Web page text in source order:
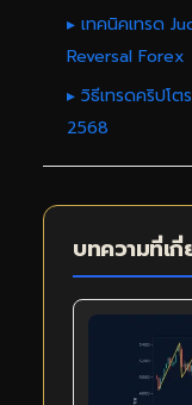
▸ เทคนิคเทรด
Reversal Forex
▸ วิธีเทรดคริปโต
2568
บทความที่เ